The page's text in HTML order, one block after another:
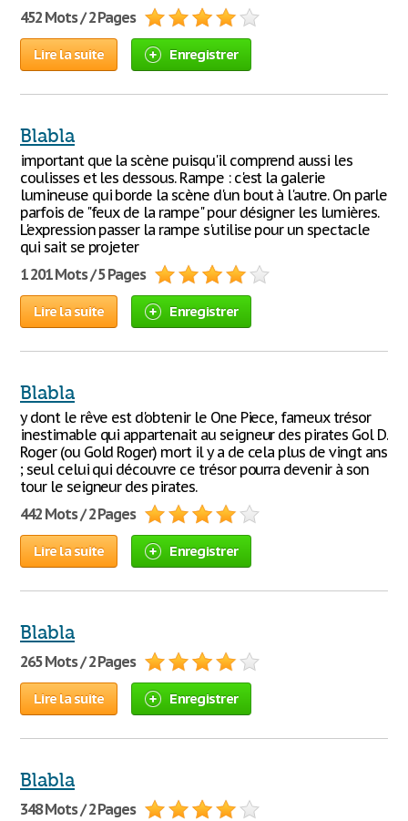
452 Mots / 2 Pages
Lire la suite Enregistrer
Blabla
important que la scène puisqu'il comprend aussi les
coulisses et les dessous. Rampe : c'est la galerie
lumineuse qui borde la scène d'un bout à l'autre. On parle
parfois de "feux de la rampe" pour désigner les lumières.
L'expression passer la rampe s'utilise pour un spectacle
qui sait se projeter
1 201 Mots / 5 Pages
Lire la suite Enregistrer
Blabla
y dont le rêve est d'obtenir le One Piece, fameux trésor
inestimable qui appartenait au seigneur des pirates Gol D.
Roger (ou Gold Roger) mort il y a de cela plus de vingt ans
; seul celui qui découvre ce trésor pourra devenir à son
tour le seigneur des pirates.
442 Mots / 2 Pages
Lire la suite Enregistrer
Blabla
265 Mots / 2 Pages
Lire la suite Enregistrer
Blabla
348 Mots / 2 Pages